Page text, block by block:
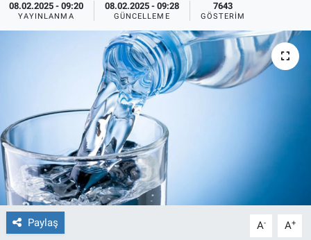
08.02.2025 - 09:20
YAYINLANMA
08.02.2025 - 09:28
GÜNCELLEME
7643
GÖSTERIM
Paylaş A- A+
Eğitim
Gerçeğin İzinde
Gün Başlıyor
Gün Bitiyor